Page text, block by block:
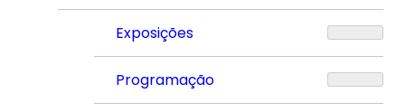
Exposições
Programação